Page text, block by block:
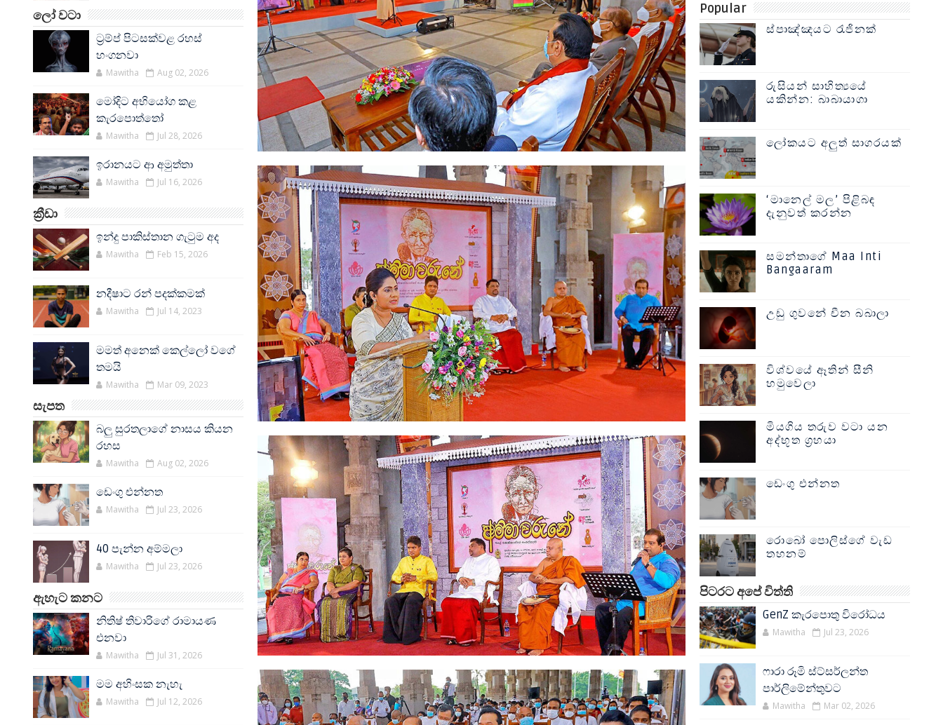
ලෝ වටා
ට්‍රම්ප් පිටසක්වළ රහස්
හංගනවා
Mawitha Aug 02, 2026
මෝදිට අභියෝග කළ
කැරපොත්තෝ
Mawitha Jul 28, 2026
ඉරානයට ආ අමුත්තා
Mawitha Jul 16, 2026
ක්‍රීඩා
ඉන්දු පාකිස්තාන ගැටුම අද
Mawitha Feb 15, 2026
නදීෂාට රන් පදක්කමක්
Mawitha Jul 14, 2023
මමත් අනෙක් කෙල්ලෝ වගේ
තමයි
Mawitha Mar 09, 2023
සැපත
බලු සුරතලාගේ නාසය කියන
රහස
Mawitha Aug 02, 2026
ඩෙංගු එන්නත
Mawitha Jul 23, 2026
40 පැන්න අම්මලා
Mawitha Jul 23, 2026
ඇහැට කනට
නිතිෂ් තිවාරිගේ රාමායණ
එනවා
Mawitha Jul 31, 2026
මම අහිංසක නැහැ
Mawitha Jul 12, 2026
Popular
ස්පාඤ්ඤයට රැජිනක්
රුසියන් සාහිත්‍යයේ
යකින්න: බාබායාගා
ලෝකයට අලුත් සාගරයක්
‘මානෙල් මල’ පිළිබඳ
දැනුවත් කරන්න
සමන්තාගේ Maa Inti
Bangaaram
උඩු ගුවනේ චීන බබාලා
විශ්වයේ ඈතින් සීනි
හමුවෙලා
මියගිය තරුව වටා යන
අද්භූත ග්‍රහයා
ඩෙංගු එන්නත
රොබෝ පොලිස්ගේ වැඩ
තහනම්
පිටරට අපේ විත්ති
GenZ කැරපොතු විරෝධය
Mawitha Jul 23, 2026
ෆාරා රූමි ස්ට්සර්ලන්ත
පාර්ලිමේන්තුවට
Mawitha Mar 02, 2026